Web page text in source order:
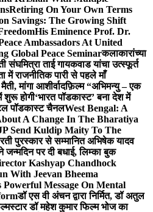
Retiring On Your Own Terms
Savings: The Growing Shift
His Eminence Prof. Dr.
Ambassadors At United
Global Peace Seminarकलाकारांच्या
संघमित्रा ताई गायकवाड यांचा उत्स्फूर्त
राजनीतिक पारी से पहले माँ
मांगा आशीर्वादफ़िल्म “अभिमन्यु – एक
होगी‘भारत पॉडकास्ट’ बना देश में
पॉडकास्ट चैनलWest Bengal: A
A Change In The Bharatiya
Send Kuldip Maity To The
पुरस्कार से सम्मानित अभिषेक यादव
पर दी बधाई, लिम्का बुक
Kashyap Chandhock
With Jeevan Bheema
Message On Mental
डॉ एस वी अंचन द्वारा निर्मित, डॉ अतुल
डॉ महेश कुमार फिल्म भोज का